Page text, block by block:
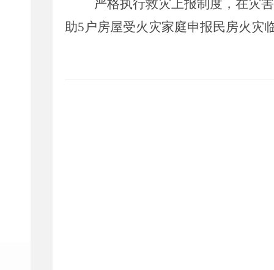
严格执行救灾上报制度，在灾
助5户房屋受火灾家庭申报民房火灾